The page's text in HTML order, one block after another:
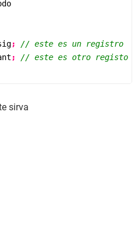
;
// este es un registro
;
// este es otro registo
sirva